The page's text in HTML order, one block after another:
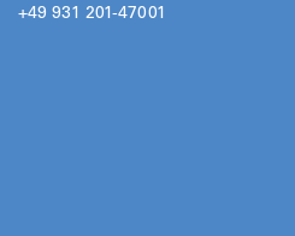
+49 931 201-47001